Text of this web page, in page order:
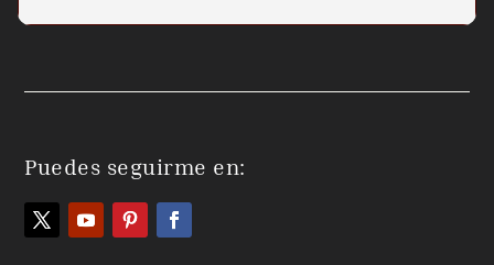
Puedes seguirme en: